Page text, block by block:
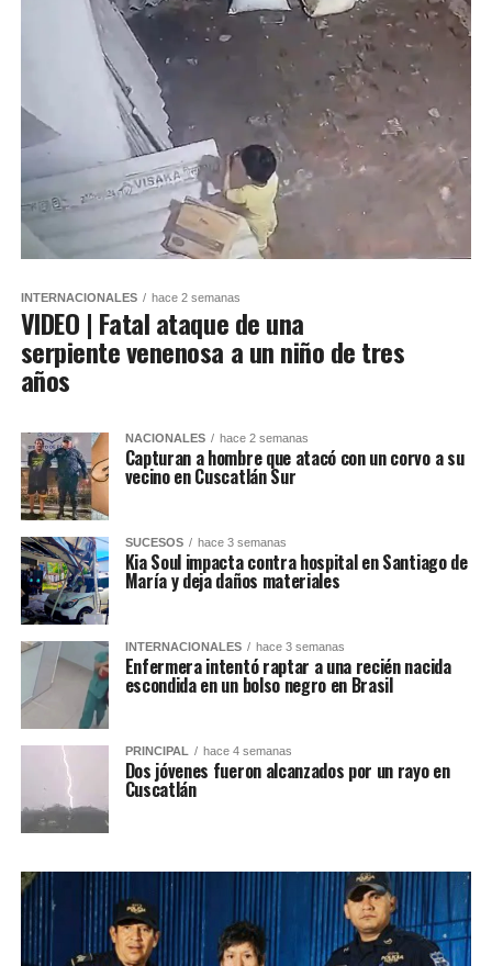
INTERNACIONALES hace 2 semanas
VIDEO | Fatal ataque de una
serpiente venenosa a un niño de tres
años
NACIONALES hace 2 semanas
Capturan a hombre que atacó con un corvo a su
vecino en Cuscatlán Sur
SUCESOS hace 3 semanas
Kia Soul impacta contra hospital en Santiago de
María y deja daños materiales
INTERNACIONALES hace 3 semanas
Enfermera intentó raptar a una recién nacida
escondida en un bolso negro en Brasil
PRINCIPAL hace 4 semanas
Dos jóvenes fueron alcanzados por un rayo en
Cuscatlán